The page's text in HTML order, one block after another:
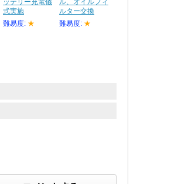
ッテリー充電儀
式実施
難易度: ★
ル、オイルフィ
ルター交換
難易度: ★